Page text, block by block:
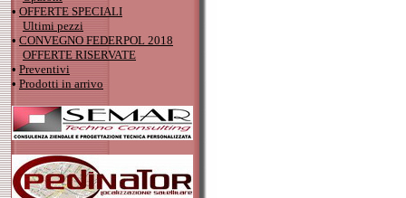
• OFFERTE SPECIALI
Ultimi pezzi
• CONVEGNO FEDERPOL 2018
OFFERTE RISERVATE
• Preventivi
• Prodotti in arrivo